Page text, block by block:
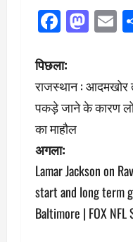
पो
स्ट
ने
वि
गे
श
पिछला:
राजस्थान : आदमखोर
पकड़े जाने के कारण
का माहौल
अगला:
Lamar Jackson on
start and long term
Baltimore | FOX NFL